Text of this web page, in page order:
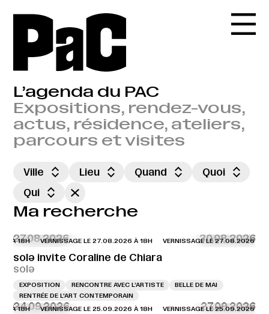
L’agenda du PAC
Expositions, rendez-vous,
actus, résidence, ateliers,
parcours et visites
Ville Lieu Quand
Quoi
Qui
Ma recherche
27.08.2026 30.08.2026
À 18H VERNISSAGE LE 27.08.2026 À 18H VERNISSAGE LE 27.08.2026 À
solə invite Coraline de Chiara
solə
EXPOSITION RENCONTRE AVEC L’ARTISTE
BELLE DE MAI
RENTRÉE DE L'ART CONTEMPORAIN
24.09.2026 27.09.2026
À 18H VERNISSAGE LE 25.09.2026 À 18H VERNISSAGE LE 25.09.2026 À